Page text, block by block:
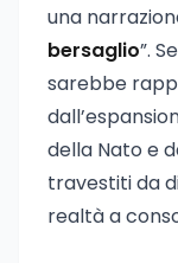
una
bersaglio”.
sarebbe
della Nato e
travestiti da
realtà a